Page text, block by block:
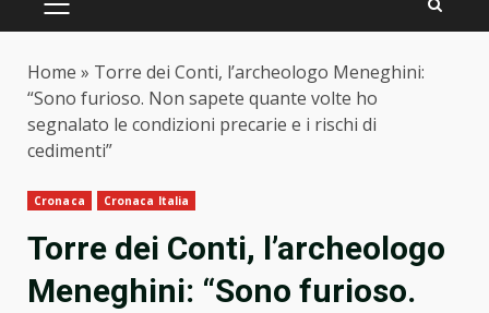
PRIMARY
Home » Torre dei Conti, l’archeologo Meneghini:
“Sono furioso. Non sapete quante volte ho
segnalato le condizioni precarie e i rischi di
cedimenti”
Cronaca Cronaca Italia
Torre dei Conti, l’archeologo
Meneghini: “Sono furioso.